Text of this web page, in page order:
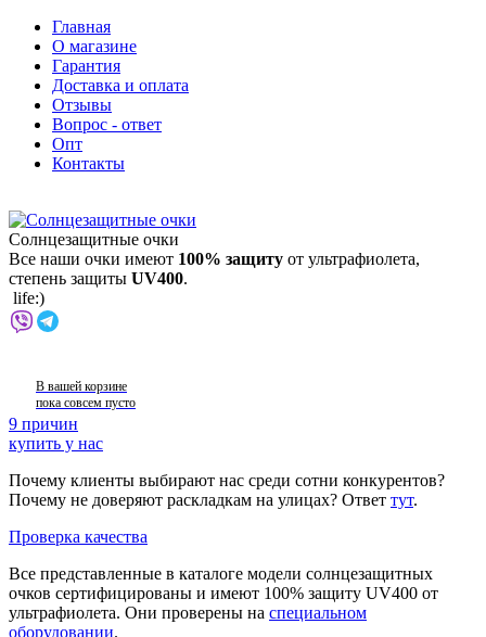
Главная
О магазине
Гарантия
Доставка и оплата
Отзывы
Вопрос - ответ
Опт
Контакты
Солнцезащитные очки
Все наши очки имеют 100% защиту от ультрафиолета,
степень защиты UV400.
life:)
В вашей корзине
пока совсем пусто
9 причин
купить у нас
Почему клиенты выбирают нас среди сотни конкурентов?
Почему не доверяют раскладкам на улицах? Ответ тут.
Проверка качества
Все представленные в каталоге модели солнцезащитных
очков сертифицированы и имеют 100% защиту UV400 от
ультрафиолета. Они проверены на специальном
оборудовании.